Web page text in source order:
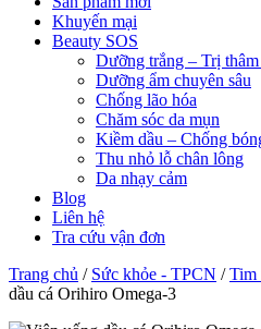
Khuyến mại
Beauty SOS
Dưỡng trắng – Trị
Dưỡng ẩm chuyên sâu
Chống lão hóa
Chăm sóc da mụn
Kiềm dầu – Chống
Thu nhỏ lỗ chân lông
Da nhạy cảm
Blog
Liên hệ
Tra cứu vận đơn
Trang chủ / Sức khỏe - TPCN /Tim
dầu cá Orihiro Omega-3